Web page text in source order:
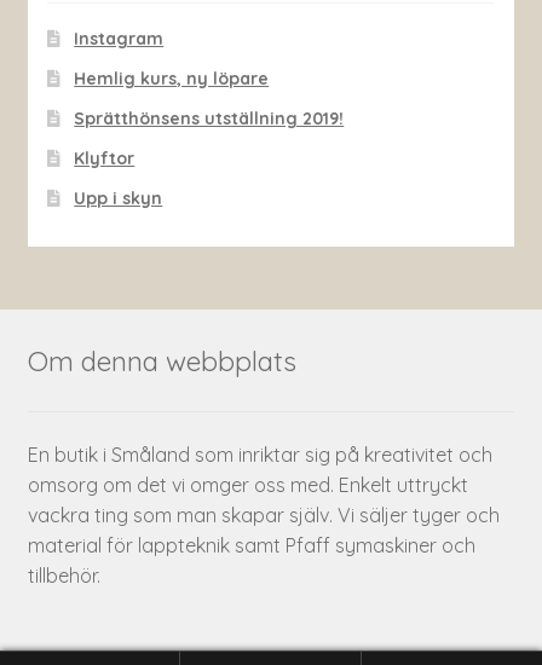
Instagram
Hemlig kurs, ny löpare
Sprätthönsens utställning 2019!
Klyftor
Upp i skyn
Om denna webbplats
En butik i Småland som inriktar sig på kreativitet och
omsorg om det vi omger oss med. Enkelt uttryckt
vackra ting som man skapar själv. Vi säljer tyger och
material för lappteknik samt Pfaff symaskiner och
tillbehör.